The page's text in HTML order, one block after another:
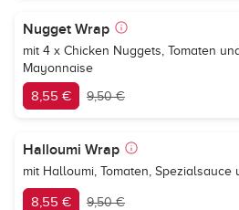
Nugget Wrap
mit 4 x Chicken Nuggets, Tomaten und
Mayonnaise
8,55 € 9,50 €
Halloumi Wrap
mit Halloumi, Tomaten, Spezialsauce
8,55 € 9,50 €